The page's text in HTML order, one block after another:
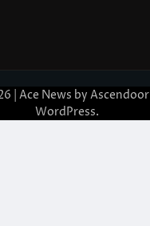
| Ace News by Ascendoor
WordPress.